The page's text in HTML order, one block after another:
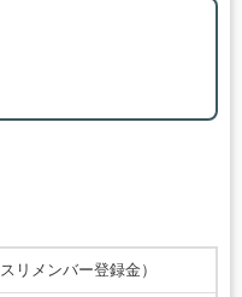
リメンバー登録金）